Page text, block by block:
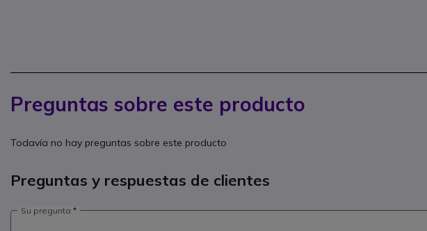
Preguntas sobre este producto
Todavía no hay preguntas sobre este producto
Preguntas y respuestas de clientes
Su pregunta